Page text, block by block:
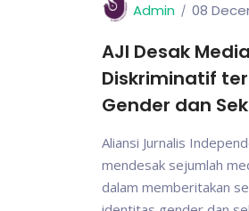
Admin 08
AJI Desak
Diskriminatif
Gender dan
Aliansi Jurnalis
mendesak sejumlah
dalam memberitakan